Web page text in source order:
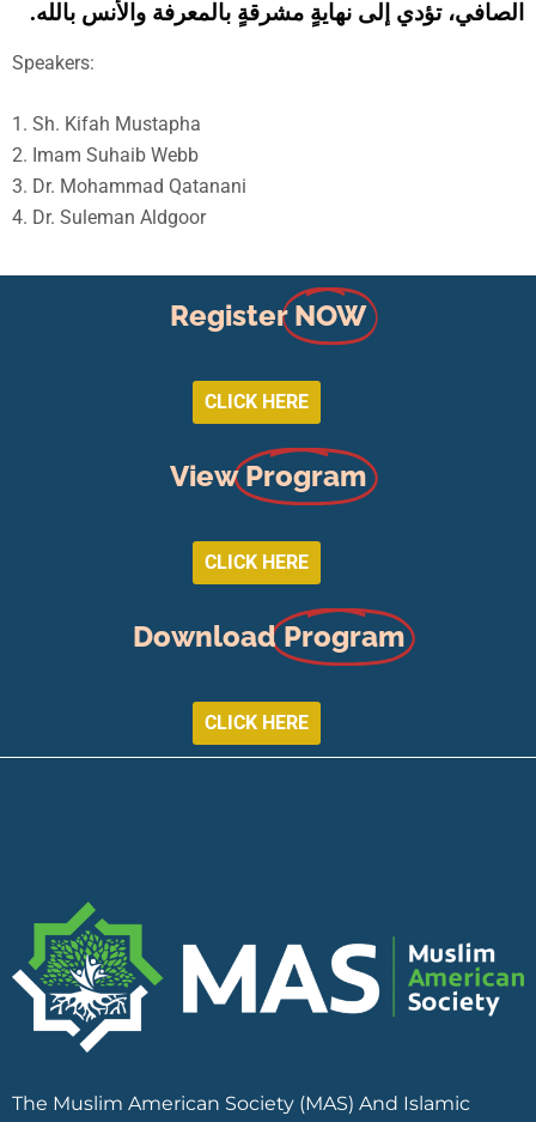
الصافي، تؤدي إلى نهايةٍ مشرقةٍ بالمعرفة والأنس بالله.
Speakers:
1. ⁠Sh. Kifah Mustapha
2. ⁠Imam Suhaib Webb
3. Dr. Mohammad Qatanani
4. ⁠Dr. Suleman Aldgoor
RegisterNOW
CLICK HERE
View Program
CLICK HERE
Download Program
CLICK HERE
The Muslim American Society (MAS) And Islamic